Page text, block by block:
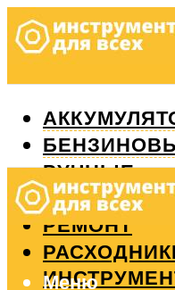
РУЧНЫЕ
РЕМОНТ
Меню